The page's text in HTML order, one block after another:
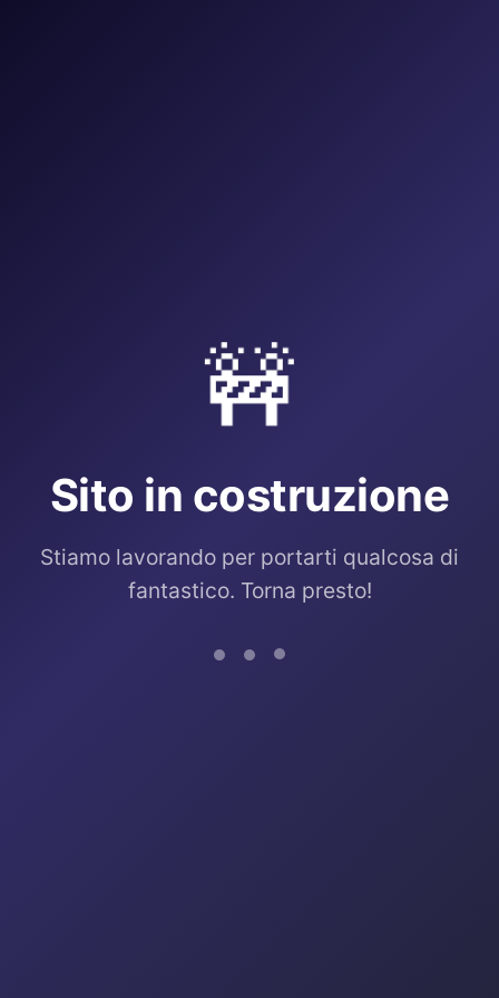
🚧
Sito in costruzione
Stiamo lavorando per portarti qualcosa di
fantastico. Torna presto!